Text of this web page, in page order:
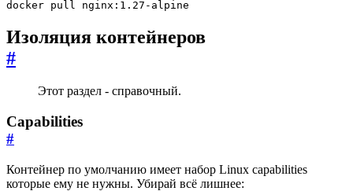
docker pull nginx:1.27-alpine
Изоляция контейнеров
#
Этот раздел - справочный.
Capabilities
#
Контейнер по умолчанию имеет набор Linux capabilities
которые ему не нужны. Убирай всё лишнее: